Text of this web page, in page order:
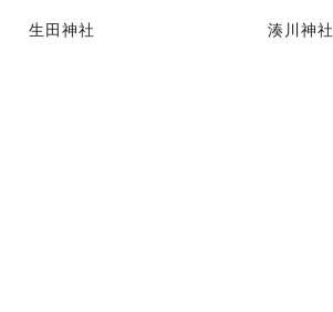
生田神社 湊川神社